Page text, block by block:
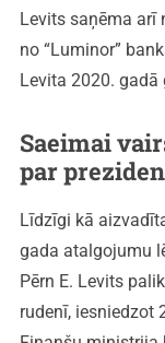
Levits saņēma arī
no “Luminor”
Levita 2020.
Saeimai
par
Līdzīgi kā
gada atalgojumu
Pērn E. Levits
rudenī, iesniedzot